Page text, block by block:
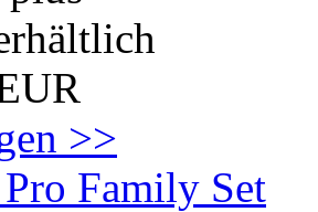
>>
Family Set